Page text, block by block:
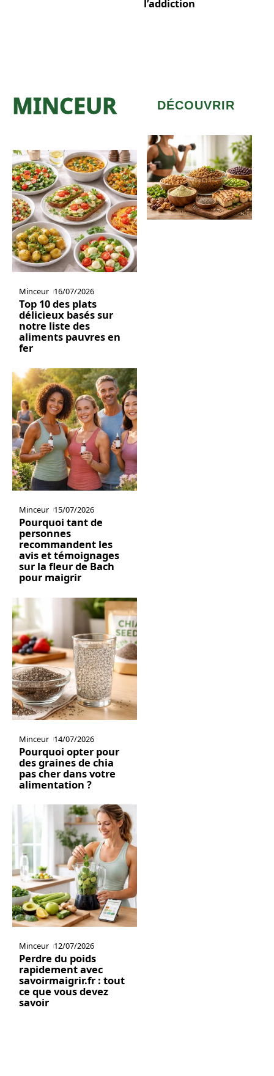
l’addiction
MINCEUR DÉCOUVRIR
Minceur 16/07/2026
Top 10 des plats
délicieux basés sur
notre liste des
aliments pauvres en
fer
Minceur 15/07/2026
Pourquoi tant de
personnes
recommandent les
avis et témoignages
sur la fleur de Bach
pour maigrir
Minceur 14/07/2026
Pourquoi opter pour
des graines de chia
pas cher dans votre
alimentation ?
Minceur 12/07/2026
Perdre du poids
rapidement avec
savoirmaigrir.fr : tout
ce que vous devez
savoir